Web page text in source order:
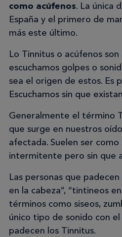
como acúfenos. La única
España y el primero de
más este último.
Lo Tinnitus o acúfenos son
escuchamos golpes o
sea el origen de estos. Es
Escuchamos sin que
Generalmente el término
que surge en nuestros
afectada. Suelen ser
intermitente pero sin que
Las personas que
en la cabeza”, “tintineos
términos como siseos,
único tipo de sonido con
padecen los Tinnitus.